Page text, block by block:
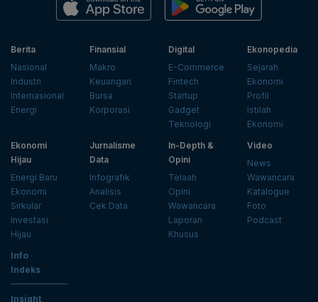
Berita
Nasional
Industri
Internasional
Energi
Finansial
Makro
Keuangan
Bursa
Korporasi
Digital
E-Commerce
Fintech
Startup
Gadget
Teknologi
Ekonopedia
Sejarah
Ekonomi
Profil
Istilah
Ekonomi
Ekonomi
Hijau
Energi Baru
Ekonomi
Sirkular
Investasi
Hijau
Jurnalisme
Data
Infografik
Analisis
Cek Data
In-Depth &
Opini
Telaah
Opini
Wawancara
Laporan
Khusus
Video
News
Wawancara
Katalogue
Foto
Podcast
Info
Indeks
Insight